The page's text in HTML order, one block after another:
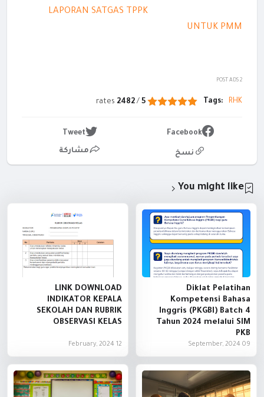
LAPORAN SATGAS TPPK
UNTUK PMM
POST ADS 2
Tags: RHK
5
/
2482
Facebook
Tweet
نسخ مشاركة
You might like
Diklat Pelatihan
Kompetensi Bahasa
Inggris (PKGBI) Batch 4
Tahun 2024 melalui SIM
PKB
09 September, 2024
LINK DOWNLOAD
INDIKATOR KEPALA
SEKOLAH DAN RUBRIK
OBSERVASI KELAS
12 February, 2024